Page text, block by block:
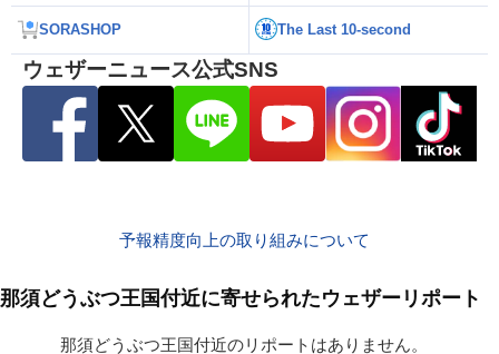
SORASHOP The Last 10-second
ウェザーニュース公式SNS
予報精度向上の取り組みについて
那須どうぶつ王国付近に寄せられたウェザーリポート
那須どうぶつ王国付近のリポートはありません。